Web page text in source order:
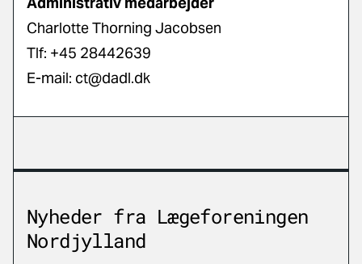
Charlotte Thorning Jacobsen
Tlf: +45 28442639
E-mail: ct@dadl.dk
Nyheder fra Lægeforeningen
Nordjylland